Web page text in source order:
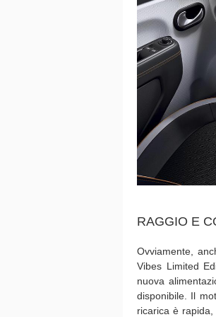
RAGGIO E
Ovviamente,
Vibes Limited
nuova
disponibile. Il
ricarica è